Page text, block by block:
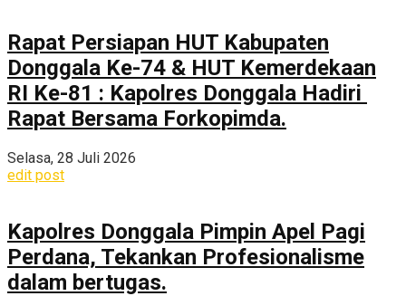
Rapat Persiapan HUT Kabupaten
Donggala Ke-74 & HUT Kemerdekaan
RI Ke-81 : Kapolres Donggala Hadiri
Rapat Bersama Forkopimda.
Selasa, 28 Juli 2026
edit post
Kapolres Donggala Pimpin Apel Pagi
Perdana, Tekankan Profesionalisme
dalam bertugas.